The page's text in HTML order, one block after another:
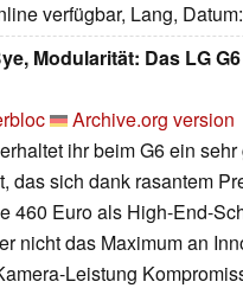
verfügbar, Lang,
Modularität: Das LG
Archive.org version
ihr beim G6 ein sehr
das sich dank rasantem
460 Euro als High-End-
nicht das Maximum an
Leistung